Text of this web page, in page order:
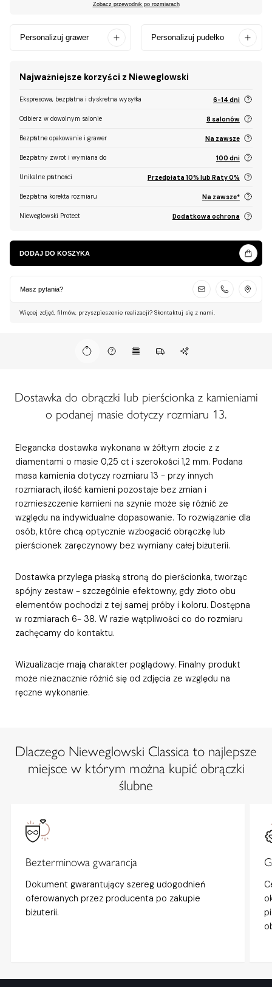
Zobacz przewodnik po rozmiarach
Personalizuj grawer Personalizuj pudełko
Najważniejsze korzyści z Nieweglowski
Ekspresowa, bezpłatna i dyskretna wysyłka 6-14 dni
Odbierz w dowolnym salonie 8 salonów
Bezpłatne opakowanie i grawer Na zawsze
Bezpłatny zwrot i wymiana do 100 dni
Unikalne płatności Przedpłata 10% lub Raty 0%
Bezpłatna korekta rozmiaru Na zawsze*
Nieweglowski Protect Dodatkowa ochrona
DODAJ DO KOSZYKA
Masz pytania?
Więcej zdjęć, filmów, przyszpieszenie realizacji? Skontaktuj się z nami.
Dostawka do obrączki lub pierścionka z kamieniami
o podanej masie dotyczy rozmiaru 13.
Elegancka dostawka wykonana w żółtym złocie z z
diamentami o masie 0,25 ct i szerokości 1,2 mm. Podana
masa kamienia dotyczy rozmiaru 13 - przy innych
rozmiarach, ilość kamieni pozostaje bez zmian i
rozmieszczenie kamieni na szynie może się różnić ze
względu na indywidualne dopasowanie. To rozwiązanie dla
osób, które chcą optycznie wzbogacić obrączkę lub
pierścionek zaręczynowy bez wymiany całej biżuterii.
Dostawka przylega płaską stroną do pierścionka, tworząc
spójny zestaw - szczególnie efektowny, gdy złoto obu
elementów pochodzi z tej samej próby i koloru. Dostępna
w rozmiarach 6- 38. W razie wątpliwości co do rozmiaru
zachęcamy do kontaktu.
Wizualizacje mają charakter poglądowy. Finalny produkt
może nieznacznie różnić się od zdjęcia ze względu na
ręczne wykonanie.
Dlaczego Nieweglowski Classica to najlepsze
miejsce w którym można kupić obrączki
ślubne
Bezterminowa gwarancja
Dokument gwarantujący szereg udogodnień
oferowanych przez producenta po zakupie
biżuterii.